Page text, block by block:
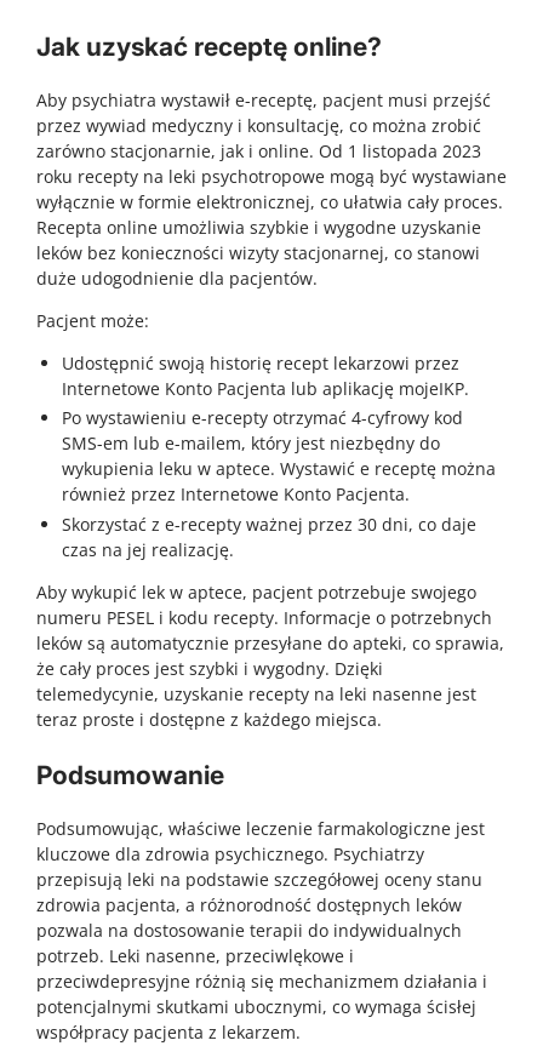
Jak uzyskać receptę online?
Aby psychiatra wystawił e-receptę, pacjent musi przejść
przez wywiad medyczny i konsultację, co można zrobić
zarówno stacjonarnie, jak i online. Od 1 listopada 2023
roku recepty na leki psychotropowe mogą być wystawiane
wyłącznie w formie elektronicznej, co ułatwia cały proces.
Recepta online umożliwia szybkie i wygodne uzyskanie
leków bez konieczności wizyty stacjonarnej, co stanowi
duże udogodnienie dla pacjentów.
Pacjent może:
Udostępnić swoją historię recept lekarzowi przez
Internetowe Konto Pacjenta lub aplikację mojeIKP.
Po wystawieniu e-recepty otrzymać 4-cyfrowy kod
SMS-em lub e-mailem, który jest niezbędny do
wykupienia leku w aptece. Wystawić e receptę można
również przez Internetowe Konto Pacjenta.
Skorzystać z e-recepty ważnej przez 30 dni, co daje
czas na jej realizację.
Aby wykupić lek w aptece, pacjent potrzebuje swojego
numeru PESEL i kodu recepty. Informacje o potrzebnych
leków są automatycznie przesyłane do apteki, co sprawia,
że cały proces jest szybki i wygodny. Dzięki
telemedycynie, uzyskanie recepty na leki nasenne jest
teraz proste i dostępne z każdego miejsca.
Podsumowanie
Podsumowując, właściwe leczenie farmakologiczne jest
kluczowe dla zdrowia psychicznego. Psychiatrzy
przepisują leki na podstawie szczegółowej oceny stanu
zdrowia pacjenta, a różnorodność dostępnych leków
pozwala na dostosowanie terapii do indywidualnych
potrzeb. Leki nasenne, przeciwlękowe i
przeciwdepresyjne różnią się mechanizmem działania i
potencjalnymi skutkami ubocznymi, co wymaga ścisłej
współpracy pacjenta z lekarzem.